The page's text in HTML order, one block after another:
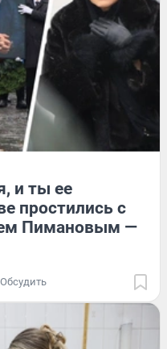
и ты ее
простились с
Пимановым —
Обсудить